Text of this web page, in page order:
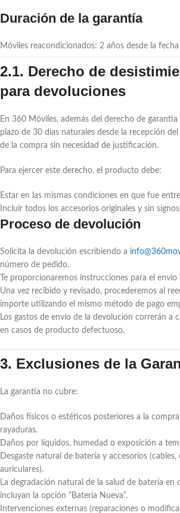
Duración de la garantía
Móviles reacondicionados: 2 años desde la
2.1. Derecho de
para devoluciones
En 360 Móviles, además del derecho de
plazo de 30 días naturales desde la recepción
de la compra sin necesidad de justificación.
Para ejercer este derecho, el producto debe:
Estar en las mismas condiciones en que fue
Incluir todos los accesorios originales y sin
Proceso de devolución
Solicita la devolución escribiendo a
número de pedido.
Te proporcionaremos instrucciones para el
Una vez recibido y revisado, procederemos al
importe utilizando el mismo método de pago
Los gastos de envío de la devolución correrán a
en casos de producto defectuoso.
3. Exclusiones de la
La garantía no cubre:
Daños físicos o estéticos posteriores a la
rayaduras.
Daños por líquidos, humedad o exposición a
Desgaste natural de batería y accesorios (cables,
auriculares).
La degradación natural de la salud de batería en
incluyan la opción “Batería Nueva”.
Intervenciones externas (reparaciones o